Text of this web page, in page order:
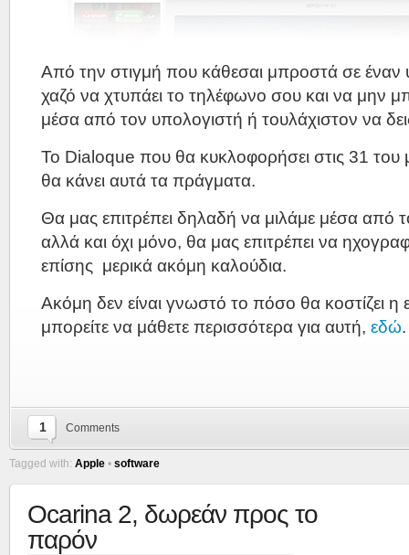
Από την στιγμή που κάθεσαι μπροστά σε έναν
χαζό να χτυπάει το τηλέφωνο σου και να μην
μέσα από τον υπολογιστή ή τουλάχιστον να
Το Dialoque που θα κυκλοφορήσει στις 31 του
θα κάνει αυτά τα πράγματα.
Θα μας επιτρέπει δηλαδή να μιλάμε μέσα από
αλλά και όχι μόνο, θα μας επιτρέπει να
επίσης μερικά ακόμη καλούδια.
Ακόμη δεν είναι γνωστό το πόσο θα κοστίζει
μπορείτε να μάθετε περισσότερα για αυτή, εδώ.
1 Comments
Tagged with: Apple • software
Ocarina 2, δωρεάν προς το
παρόν